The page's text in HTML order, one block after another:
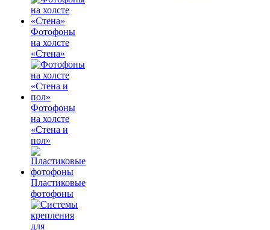
Фотофоны
на холсте
«Стена»
Фотофоны
на холсте
«Стена и
пол»
Пластиковые
фотофоны